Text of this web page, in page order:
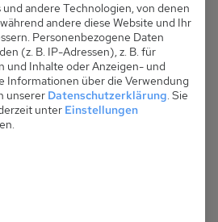
andere Technologien, von denen
andere diese Website und Ihr
Personenbezogene Daten
(z. B. IP-Adressen), z. B. für
und Inhalte oder Anzeigen- und
Informationen über die Verwendung
unserer Datenschutzerklärung. Sie
unter Einstellungen
Service-Gruppen, für die